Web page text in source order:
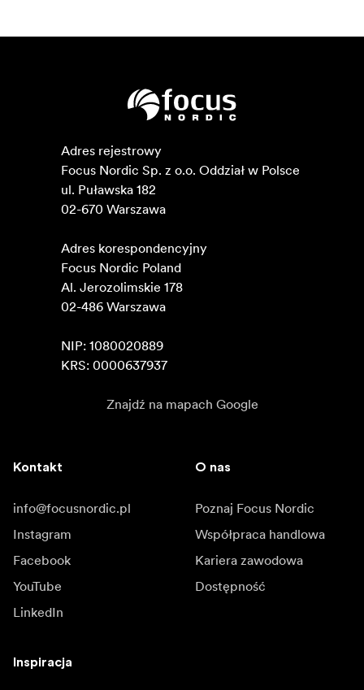
Adres rejestrowy
Focus Nordic Sp. z o.o. Oddział w Polsce
ul. Puławska 182
02-670 Warszawa
Adres korespondencyjny
Focus Nordic Poland
Al. Jerozolimskie 178
02-486 Warszawa
NIP: 1080020889
KRS: 0000637937
Znajdź na mapach Google
Kontakt
info@focusnordic.pl
Instagram
Facebook
YouTube
LinkedIn
O nas
Poznaj Focus Nordic
Współpraca handlowa
Kariera zawodowa
Dostępność
Inspiracja